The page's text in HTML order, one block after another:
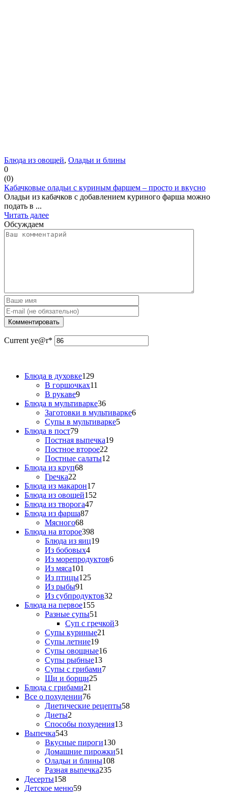
Блюда из овощей, Оладьи и блины
0
(0)
Кабачковые оладьи с куриным фаршем – просто и вкусно
Оладьи из кабачков с добавлением куриного фарша можно
подать в ...
Читать далее
Обсуждаем
Current ye@r*
Блюда в духовке129
В горшочках11
В рукаве9
Блюда в мультиварке36
Заготовки в мультиварке6
Супы в мультиварке5
Блюда в пост79
Постная выпечка19
Постное второе22
Постные салаты12
Блюда из круп68
Гречка22
Блюда из макарон17
Блюда из овощей152
Блюда из творога47
Блюда из фарша87
Мясного68
Блюда на второе398
Блюда из яиц19
Из бобовых4
Из морепродуктов6
Из мяса101
Из птицы125
Из рыбы91
Из субпродуктов32
Блюда на первое155
Разные супы51
Суп с гречкой3
Супы куриные21
Супы летние19
Супы овощные16
Супы рыбные13
Супы с грибами7
Щи и борщи25
Блюда с грибами21
Все о похудении76
Диетические рецепты58
Диеты2
Способы похудения13
Выпечка543
Вкусные пироги130
Домашние пирожки51
Оладьи и блины108
Разная выпечка235
Десерты158
Детское меню59